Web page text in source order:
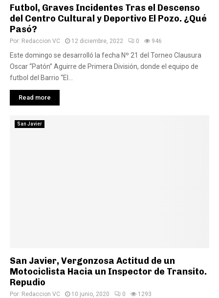
Futbol, Graves Incidentes Tras el Descenso
del Centro Cultural y Deportivo El Pozo. ¿Qué
Pasó?
Por: Redaccion VC 12 diciembre, 2022 0 946
Este domingo se desarrolló la fecha Nº 21 del Torneo Clausura
Oscar “Patón” Aguirre de Primera División, donde el equipo de
futbol del Barrio “El...
Read more
San Javier
San Javier, Vergonzosa Actitud de un
Motociclista Hacia un Inspector de Transito.
Repudio
Por: Redaccion VC 10 junio, 2020 0 1293